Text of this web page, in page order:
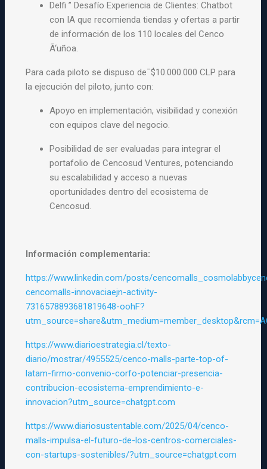
Delfi ” Desafío Experiencia de Clientes: Chatbot
con IA que recomienda tiendas y ofertas a partir
de información de los 110 locales del Cenco
Ã‘uñoa.
Para cada piloto se dispuso de¯$10.000.000 CLP para
la ejecución del piloto, junto con:
Apoyo en implementación, visibilidad y conexión
con equipos clave del negocio.
Posibilidad de ser evaluadas para integrar el
portafolio de Cencosud Ventures, potenciando
su escalabilidad y acceso a nuevas
oportunidades dentro del ecosistema de
Cencosud.
Información complementaria:
https://www.linkedin.com/posts/
cencomalls-innovaciaejn-activity-
7316578893681819648-oohF?
https://www.diarioestrategia.cl/texto-
diario/mostrar/4955525/cenco-malls-parte-top-of-
latam-firmo-convenio-corfo-potenciar-presencia-
contribucion-ecosistema-emprendimiento-e-
innovacion?utm_source=chatgpt.com
https://www.diariosustentable.com/2025/04/cenco-
malls-impulsa-el-futuro-de-los-centros-comerciales-
con-startups-sostenibles/?utm_source=chatgpt.com